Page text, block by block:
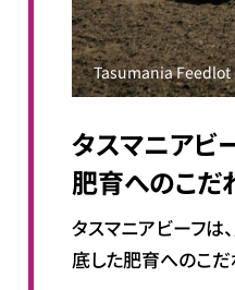
タスマニアビ
肥育へのこだ
タスマニアビーフは
底した肥育へのこだ
Tasumania Feedlot